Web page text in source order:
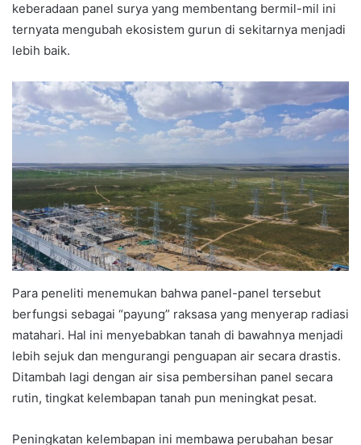
keberadaan panel surya yang membentang bermil-mil ini
ternyata mengubah ekosistem gurun di sekitarnya menjadi
lebih baik.
Para peneliti menemukan bahwa panel-panel tersebut
berfungsi sebagai “payung” raksasa yang menyerap radiasi
matahari. Hal ini menyebabkan tanah di bawahnya menjadi
lebih sejuk dan mengurangi penguapan air secara drastis.
Ditambah lagi dengan air sisa pembersihan panel secara
rutin, tingkat kelembapan tanah pun meningkat pesat.
Peningkatan kelembapan ini membawa perubahan besar